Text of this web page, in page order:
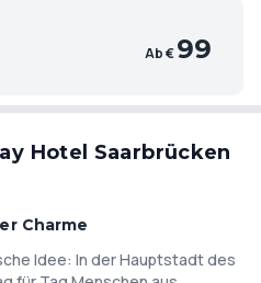
Ab €99
Hotel Saarbrücken
Charme
Idee: In der Hauptstadt des